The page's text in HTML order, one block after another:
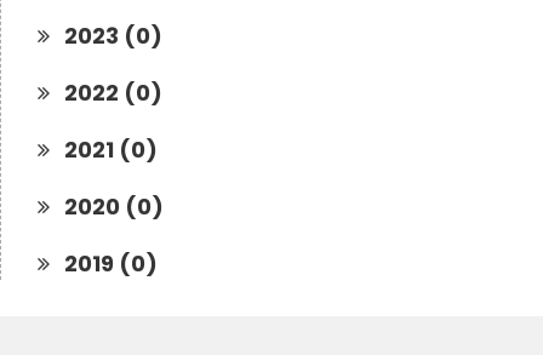
2023 (0)
2022 (0)
2021 (0)
2020 (0)
2019 (0)